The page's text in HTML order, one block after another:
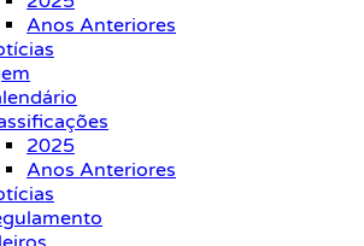
Anos Anteriores
2025
Anos Anteriores